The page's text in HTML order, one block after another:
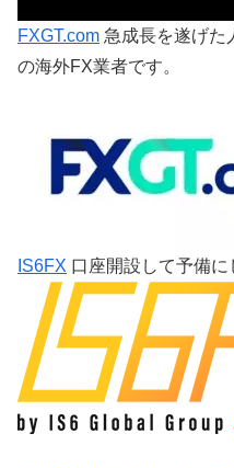
FXGT.com 急成長を遂げた
の海外FX業者です。
IS6FX 口座開設して予備に